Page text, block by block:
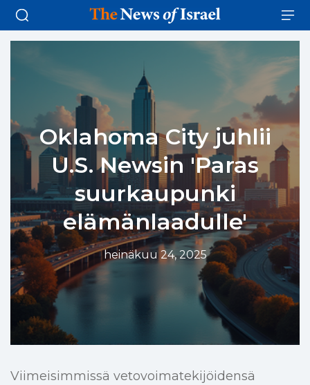
Oklahoma City juhlii
U.S. Newsin 'Paras
suurkaupunki
elämänlaadulle'
heinäkuu 24, 2025
Viimeisimmissä vetovoimatekijöidensä